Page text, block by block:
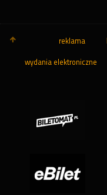
reklama
wydania elektroniczne